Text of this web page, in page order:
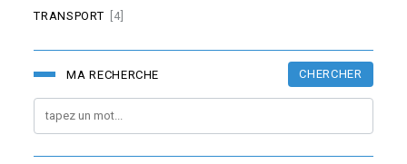
TRANSPORT [4]
MA RECHERCHE CHERCHER